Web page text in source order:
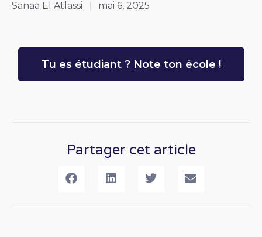
Sanaa El Atlassi mai 6, 2025
Tu es étudiant ? Note ton école !
Partager cet article